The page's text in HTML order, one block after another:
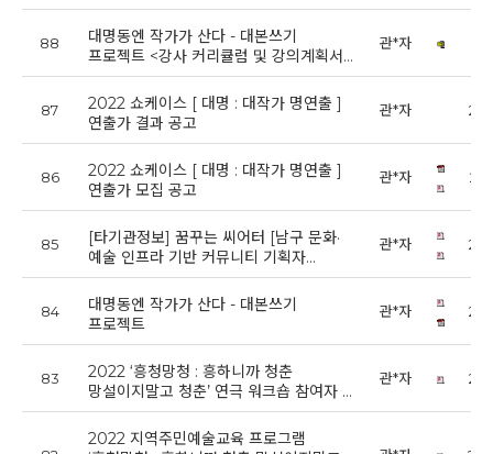
88
대명동엔 작가가 산다 - 대본쓰기
프로젝트 <강사 커리큘럼 및 강의계획서…
관*자
87
2022 쇼케이스 [ 대명 : 대작가 명연출 ]
연출가 결과 공고
관*자
86
2022 쇼케이스 [ 대명 : 대작가 명연출 ]
연출가 모집 공고
관*자
85
[타기관정보] 꿈꾸는 씨어터 [남구 문화·
예술 인프라 기반 커뮤니티 기획자…
관*자
84
대명동엔 작가가 산다 - 대본쓰기
프로젝트
관*자
83
2022 ‘흥청망청 : 흥하니까 청춘
망설이지말고 청춘’ 연극 워크숍 참여자 …
관*자
2022 지역주민예술교육 프로그램